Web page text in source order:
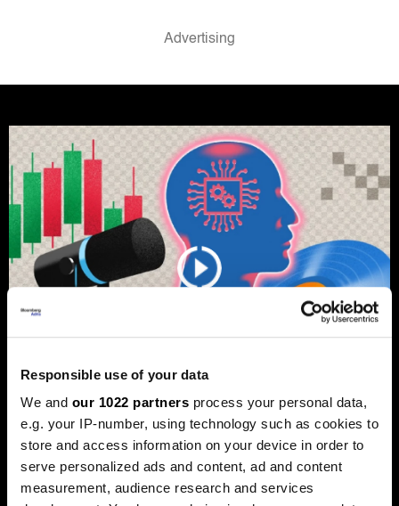
Responsible use of your data
We and our 1022 partners process your personal data,
e.g. your IP-number, using technology such as cookies to
store and access information on your device in order to
serve personalized ads and content, ad and content
measurement, audience research and services
Од Џастин Бибер до Санремо:
Како вашата омилена песна може
да стане инвестиција